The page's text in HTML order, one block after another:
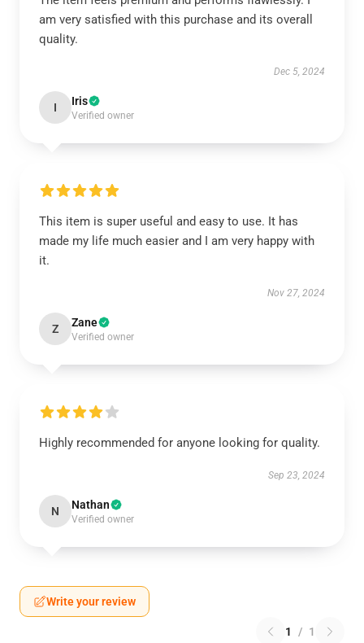
am very satisfied with this purchase and its overall
quality.
Dec 5, 2024
I Iris
Verified owner
This item is super useful and easy to use. It has
made my life much easier and I am very happy with
it.
Nov 27, 2024
Z Zane
Verified owner
Highly recommended for anyone looking for quality.
Sep 23, 2024
N Nathan
Verified owner
Write your review
1 / 1